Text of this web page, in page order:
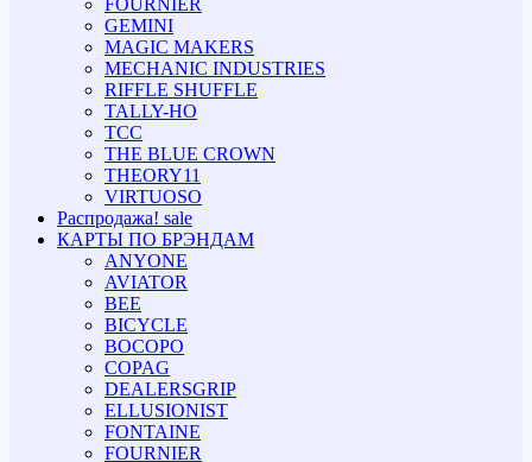
GEMINI
MAGIC MAKERS
MECHANIC INDUSTRIES
RIFFLE SHUFFLE
TALLY-HO
TCC
THE BLUE CROWN
THEORY11
VIRTUOSO
Распродажа! sale
КАРТЫ ПО БРЭНДАМ
ANYONE
AVIATOR
BEE
BICYCLE
BOCOPO
COPAG
DEALERSGRIP
ELLUSIONIST
FONTAINE
FOURNIER